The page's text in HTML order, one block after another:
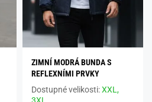
ZIMNÍ MODRÁ BUNDA S
REFLEXNÍMI PRVKY
Dostupné velikosti:XXL,